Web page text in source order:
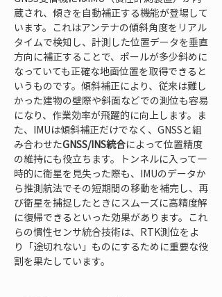
蔵され、傾きを自動補正する機能が登場して
います。これはアンテナの傾斜角度をリアル
タイムで検知し、計測した位置データを垂直
方向に補正することで、ポールが多少斜めに
なっていても正確な地面位置を取得できると
いうものです。傾斜補正により、従来は難し
かった建物の壁際や斜面などでの測位も容易
になり、作業効率が飛躍的に向上します。ま
た、IMUは傾斜補正だけでなく、GNSSと組
み合わせたGNSS/INS統合によって位置精度
の維持にも役立ちます。トンネルに入って一
時的に衛星を見失った際も、IMUのデータか
ら推測航法でその短期間の移動を補完し、再
び衛星を捕捉したときにスムーズに高精度解
に復帰できるといった効果があります。これ
らの慣性センサ統合技術は、RTK測位をよ
り「途切れない」ものにするために重要な役
割を果たしています。